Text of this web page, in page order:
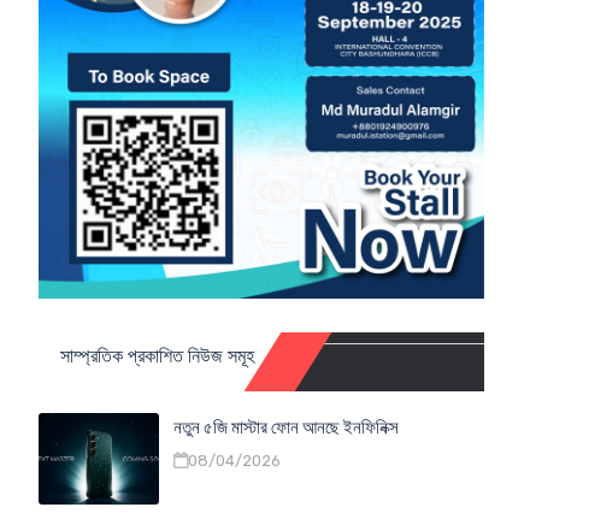
সাম্প্রতিক প্রকাশিত নিউজ সমূহ
নতুন ৫জি মাস্টার ফোন আনছে ইনফিনিক্স
08/04/2026